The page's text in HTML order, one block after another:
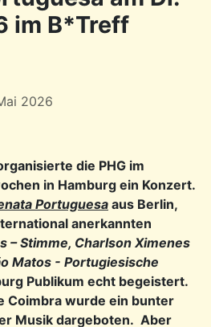
im B*Treff
2026
die PHG im
in Hamburg ein Konzert.
Portuguesa aus Berlin,
anerkannten
– Stimme, Charlson Ximenes
Matos - Portugiesische
Publikum echt begeistert.
Coimbra wurde ein bunter
Musik dargeboten. Aber